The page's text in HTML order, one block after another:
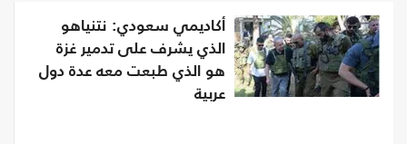
أكاديمي سعودي: نتنياهو
الذي يشرف على تدمير غزة
هو الذي طبعت معه عدة دول
عربية